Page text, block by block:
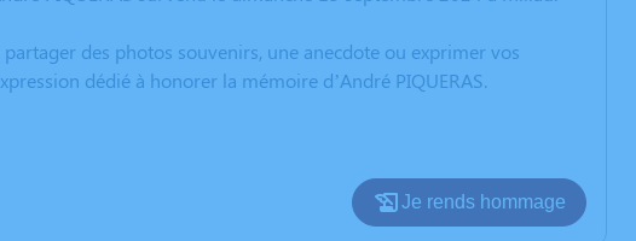
des photos souvenirs, une anecdote ou exprimer vos
dédié à honorer la mémoire d’André PIQUERAS.
Je rends hommage